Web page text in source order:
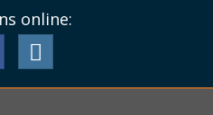
online: